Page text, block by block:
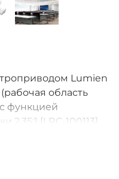
Lumien
область
с функцией
[LRC-100113]